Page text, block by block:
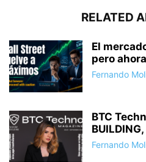
RELATED
El
pero
Fernando
BTC
Fernando